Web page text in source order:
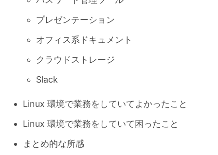
プレゼンテーション
オフィス系ドキュメント
クラウドストレージ
Slack
Linux 環境で業務をしていてよかったこと
Linux 環境で業務をしていて困ったこと
まとめ的な所感